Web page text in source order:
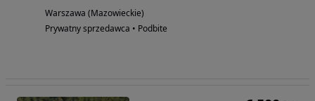
Warszawa (Mazowieckie)
Prywatny sprzedawca • Podbite